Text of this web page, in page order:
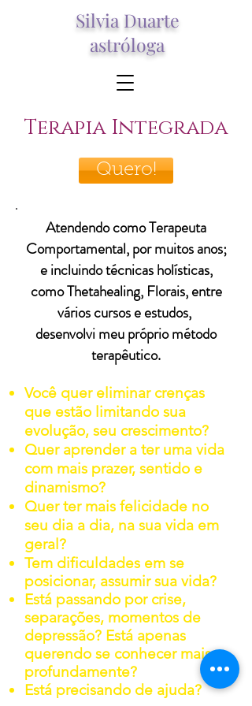
Silvia Duarte
astróloga
Terapia Integrada
Quero!
Atendendo como Terapeuta
Comportamental, por muitos anos;
e incluindo técnicas holísticas,
como Thetahealing, Florais, entre
vários cursos e estudos,
desenvolvi meu próprio método
terapêutico.
Você quer eliminar crenças
que estão limitando sua
evolução, seu crescimento?
Quer aprender a ter uma vida
com mais prazer, sentido e
dinamismo?
Quer ter mais felicidade no
seu dia a dia, na sua vida em
geral?
Tem dificuldades em se
posicionar, assumir sua vida?
Está passando por crise,
separações, momentos de
depressão? Está apenas
querendo se conhecer mais
profundamente?
Está precisando de ajuda?